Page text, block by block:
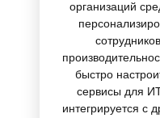
организаций
быстро
сервисы для
интегрируется с